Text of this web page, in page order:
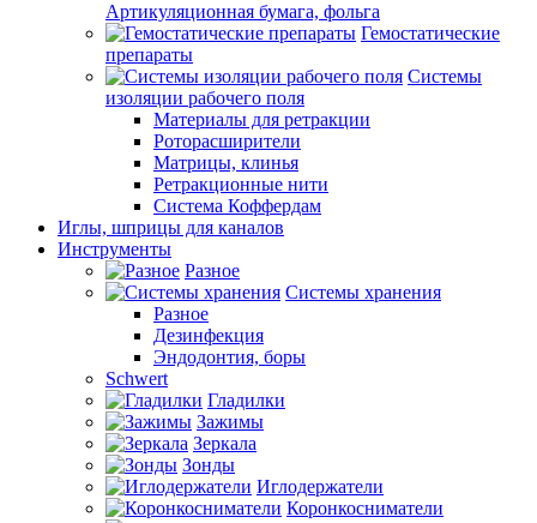
Артикуляционная бумага, фольга
Гемостатические
препараты
Системы
изоляции рабочего поля
Материалы для ретракции
Роторасширители
Матрицы, клинья
Ретракционные нити
Система Коффердам
Иглы, шприцы для каналов
Инструменты
Разное
Системы хранения
Разное
Дезинфекция
Эндодонтия, боры
Schwert
Гладилки
Зажимы
Зеркала
Зонды
Иглодержатели
Коронкосниматели